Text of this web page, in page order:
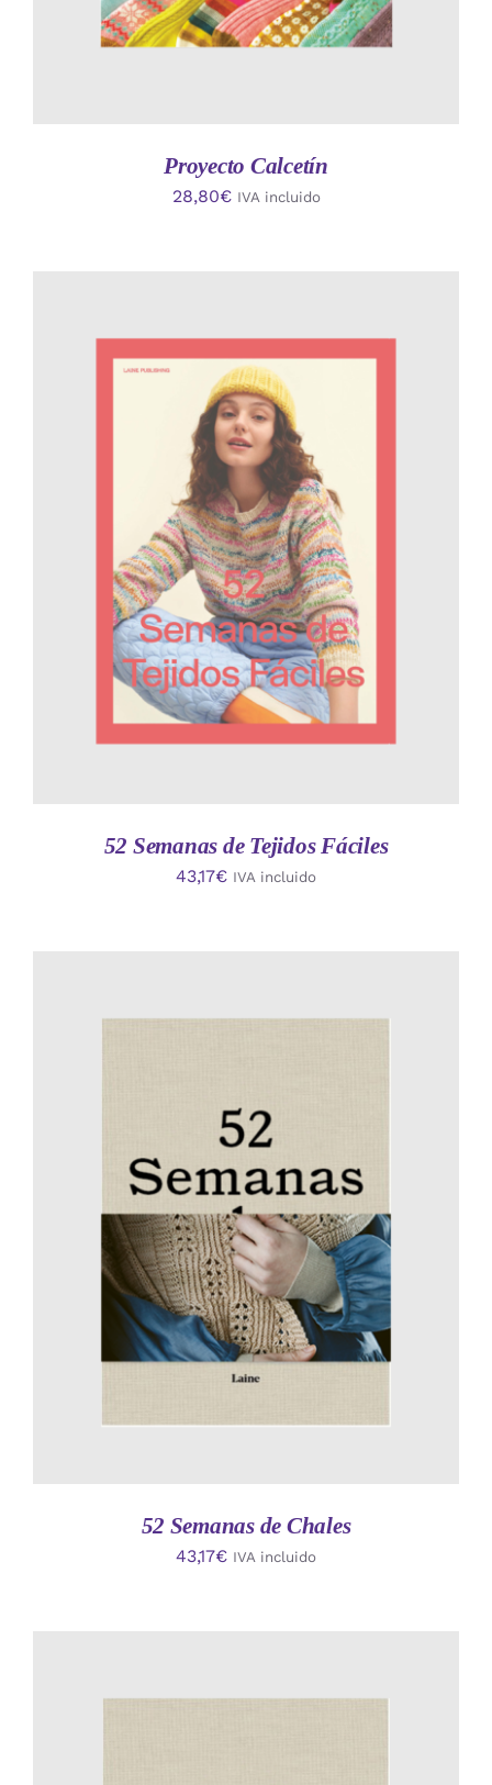
Proyecto Calcetín
28,80€ IVA incluido
AÑADIR AL CARRITO
/
DETALLES
52 Semanas de Tejidos Fáciles
43,17€ IVA incluido
AÑADIR AL CARRITO
/
DETALLES
52 Semanas de Chales
43,17€ IVA incluido